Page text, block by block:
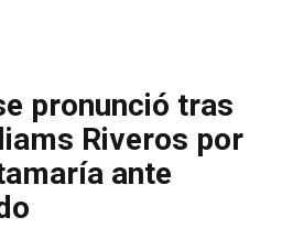
pronunció tras
Riveros por
ante